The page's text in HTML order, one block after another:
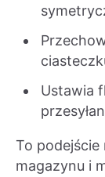
Ustawia
To
magazynu i